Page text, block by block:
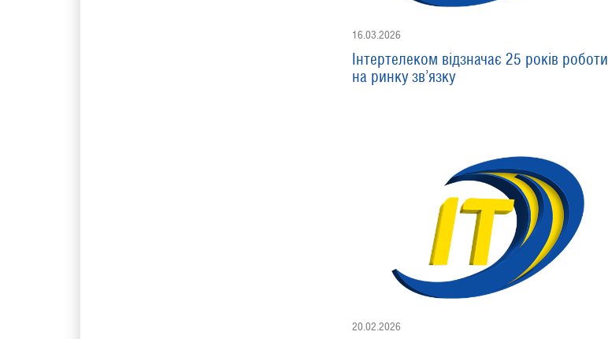
16.03.2026
Інтертелеком відзначає 25 років роботи
на ринку зв’язку
20.02.2026